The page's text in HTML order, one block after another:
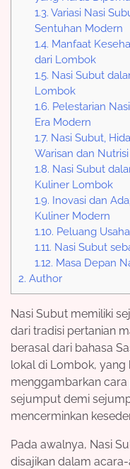
1.3. Variasi Nasi
Sentuhan Modern
1.4. Manfaat
dari Lombok
1.5. Nasi Subut
Lombok
1.6. Pelestarian
Era Modern
1.7. Nasi Subut,
Warisan dan Nutrisi
1.8. Nasi Subut
Kuliner Lombok
1.9. Inovasi dan
Kuliner Modern
1.10. Peluang
1.11. Nasi Subut
1.12. Masa Depan
2. Author
Nasi Subut memiliki
dari tradisi pertanian
berasal dari bahasa
lokal di Lombok, yang
menggambarkan
sejumput demi
mencerminkan
Pada awalnya, Nasi
disajikan dalam